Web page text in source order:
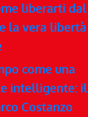
liberarti dal
la vera libertà
come una
intelligente: il
Costanzo